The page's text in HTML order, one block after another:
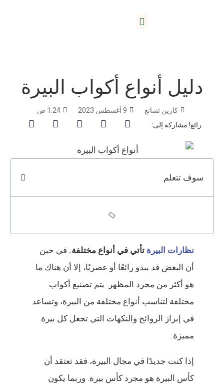
نظارات البيرة
دليل أنواع أكواب البيرة
كارين تشانغ 9 أغسطس 2023
1:24 ص
رائع! مشاركة إلى:
سوف تتعلم
نظارات البيرة تأتي في أنواع مختلفة. في حين
أن البعض قد يبدو رائعًا أو عصريًا، إلا أن هناك ما
هو أكثر من مجرد المظهر. يتم تصنيع أكواب
مختلفة لتناسب أنواع مختلفة من البيرة، وتساعد
في إبراز الروائح والنكهات التي تجعل كل بيرة
مميزة.
إذا كنت جديدًا في مجال البيرة، فقد تعتقد أن
كأس البيرة هو مجرد كأس بيرة. وربما يكون